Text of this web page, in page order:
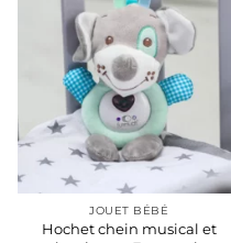
JOUET BÉBÉ
Hochet chein musical et